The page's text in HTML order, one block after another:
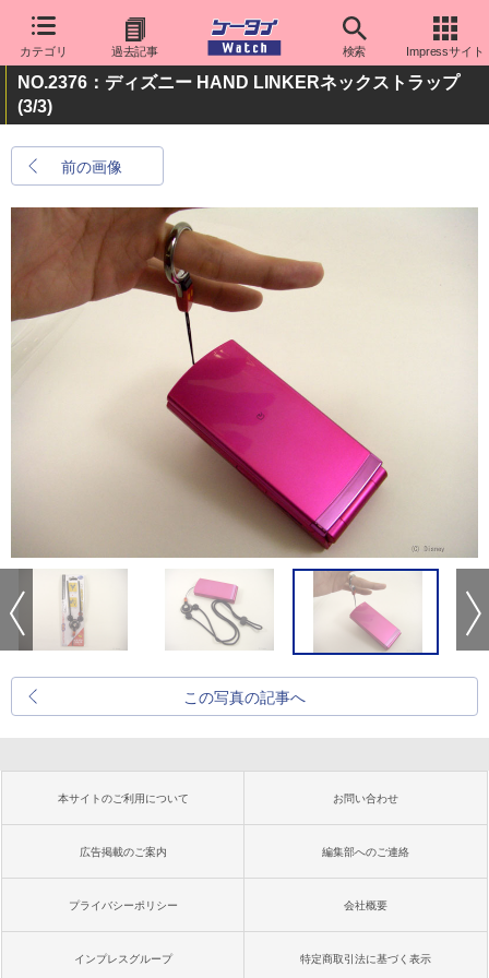
カテゴリ 過去記事 検索 Impressサイト
NO.2376：ディズニー HAND LINKERネックストラップ
(3/3)
前の画像
この写真の記事へ
本サイトのご利用について お問い合わせ
広告掲載のご案内 編集部へのご連絡
プライバシーポリシー 会社概要
インプレスグループ 特定商取引法に基づく表示